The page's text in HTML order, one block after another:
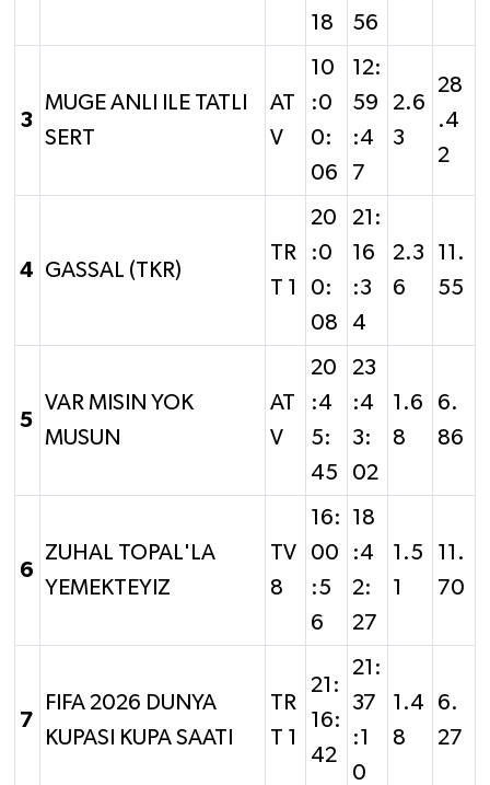
18
56
3
MUGE ANLI ILE TATLI
SERT
AT
V
10
:0
0:
06
12:
59
:4
7
2.6
3
28
.4
2
4 GASSAL (TKR)
TR
T 1
20
:0
0:
08
21:
16
:3
4
2.3
6
11.
55
5
VAR MISIN YOK
MUSUN
AT
V
20
:4
5:
45
23
:4
3:
02
1.6
8
6.
86
6
ZUHAL TOPAL'LA
YEMEKTEYIZ
TV
8
16:
00
:5
6
18
:4
2:
27
1.5
1
11.
70
7
FIFA 2026 DUNYA
KUPASI KUPA SAATI
TR
T 1
21:
16:
42
21:
37
:1
0
1.4
8
6.
27